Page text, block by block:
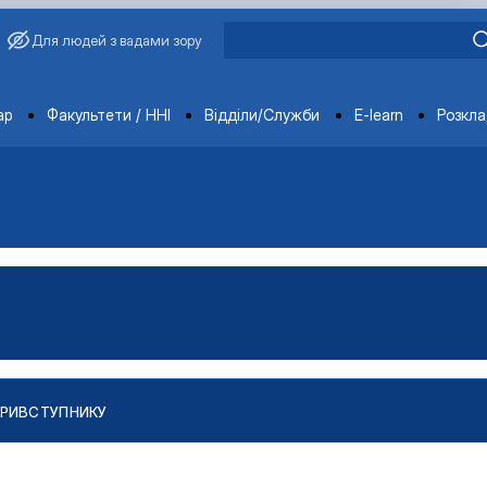
Для людей з вадами зору
Факультети / ННІ Відділи/Служби E-learn
ВСТУПНИКУ